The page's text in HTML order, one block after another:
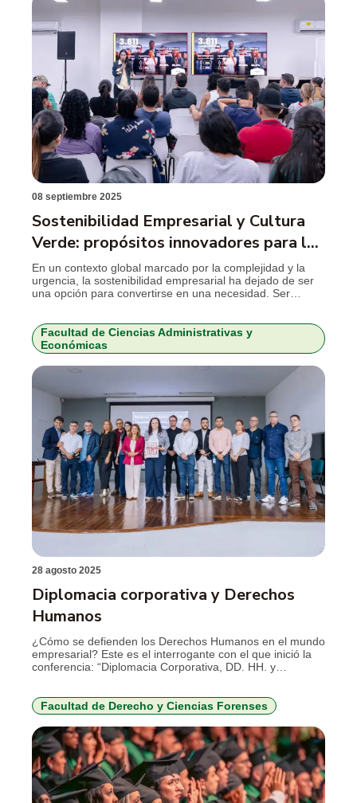
08 septiembre 2025
Sostenibilidad Empresarial y Cultura
Verde: propósitos innovadores para la
vida
En un contexto global marcado por la complejidad y la
urgencia, la sostenibilidad empresarial ha dejado de ser
una opción para convertirse en una necesidad. Ser
edición del Simposio de Sostenibilidad Empresarial y
Cultura Verde, realizado en el Centro de […]
Facultad de Ciencias Administrativas y
Económicas
28 agosto 2025
Diplomacia corporativa y Derechos
Humanos
¿Cómo se defienden los Derechos Humanos en el mundo
empresarial? Este es el interrogante con el que inició la
conferencia: “Diplomacia Corporativa, DD. HH. y
Érika Torregrossa Acuña, reconocida jurista en el tema,
quien, en la actualidad, se […]
Facultad de Derecho y Ciencias Forenses